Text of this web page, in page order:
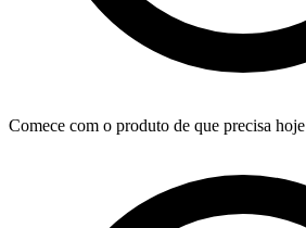
Comece com o produto de que precisa hoje